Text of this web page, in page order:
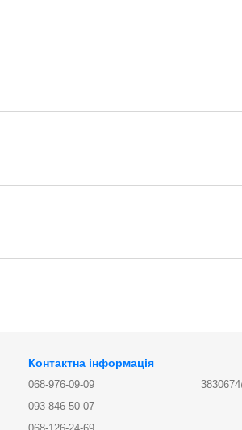
Контактна інформація
068-976-09-09
093-846-50-07